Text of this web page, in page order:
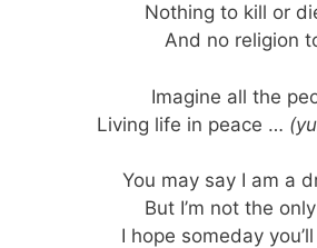
Nothing to kill or
And no religion
Imagine all the
Living life in peace …
You may say I am a
But I’m not the
I hope someday